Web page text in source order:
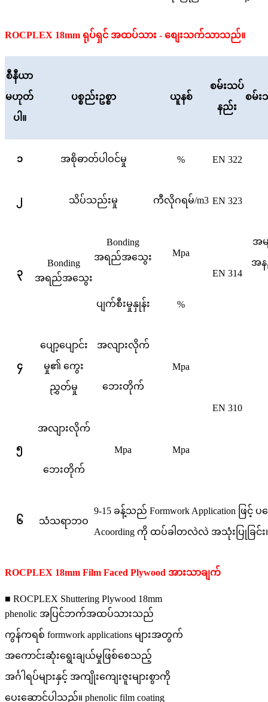
ROCPLEX 18mm ရုပ်ရှင် အထပ်သား - စျေးသက်သာသည်။
စီနီယာ
မဟုတ်
ပါ။
ပစ္စည်းဥစ္စာ ယူနစ်
စမ်းသပ်
နည်း
စမ်
၁ အစိုဓာတ်ပါဝင်မှု % EN 322
၂ သိပ်သည်းမှု ကီလိုဂရမ်/m3 EN 323
၃
Bonding
အရည်အသွေး
Bonding
အရည်အသွေး
Mpa
EN 314
အမ
အန
ပျက်စီးမှုနှုန်း %
၄
ပျော့ပျောင်း
မှု၏ ကွေး
ညွှတ်မှု
အလျားလိုက်
Mpa
EN 310
ဘေးတိုက်
၅
အလျားလိုက်
Mpa
Mpa
ဘေးတိုက်
၆ သံသရာဘဝ
9-15 ခန့်သည် Formwork Application ဖြင့်
Acoording ကို ထပ်ခါတလဲလဲ အသုံးပြုခြင်း
ROCPLEX 18mm Film Faced Plywood အားသာချက်
■ ROCPLEX Shuttering Plywood 18mm
phenolic အပြင်ဘက်အထပ်သားသည်
ကွန်ကရစ် formwork applications များအတွက်
အကောင်းဆုံးရွေးချယ်မှုဖြစ်စေသည့်
အင်္ဂါရပ်များနှင့် အကျိုးကျေးဇူးများစွာကို
ပေးဆောင်ပါသည်။ phenolic film coating